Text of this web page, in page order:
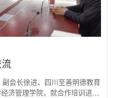
会长徐进、四川至善明德教育
济管理学院，就合作培训进行